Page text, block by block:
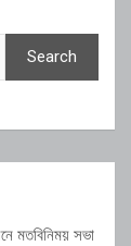
Search
মতবিনিময় সভা